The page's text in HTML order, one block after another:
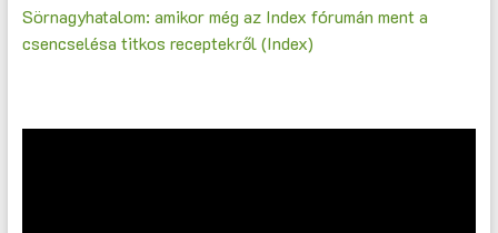
Sörnagyhatalom: amikor még az Index fórumán ment a
csencselésa titkos receptekről (Index)